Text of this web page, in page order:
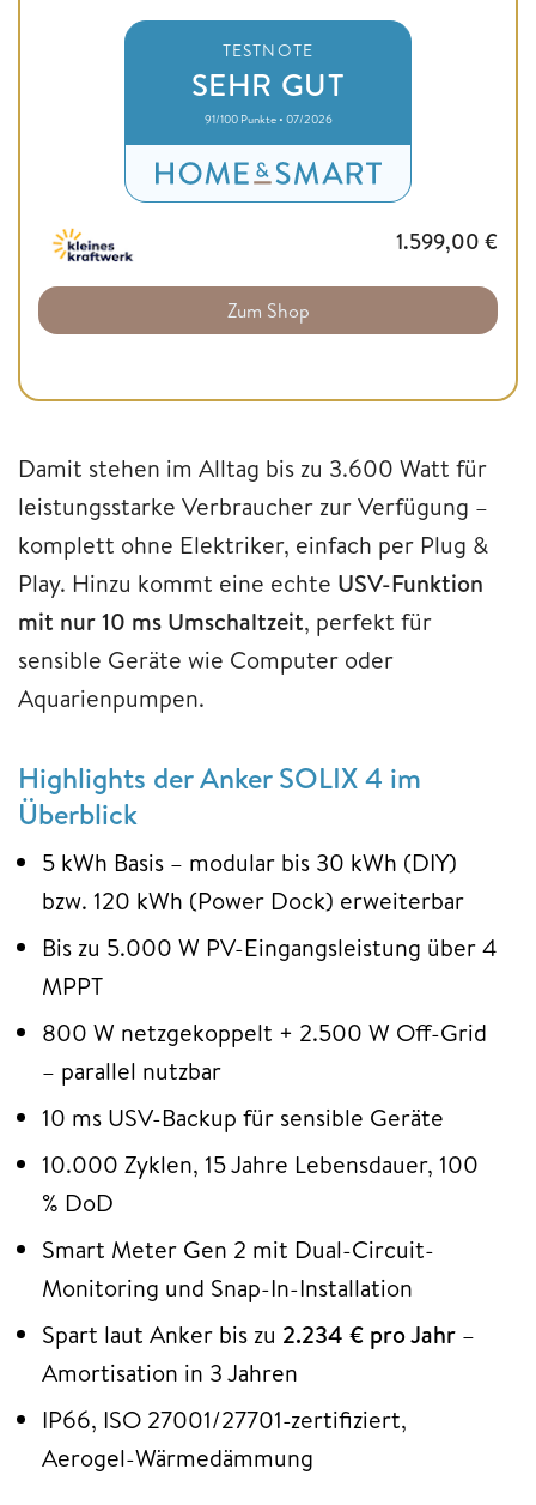
TESTNOTE
SEHR GUT
91/100 Punkte • 07/2026
1.599,00 €
Zum Shop
Damit stehen im Alltag bis zu 3.600 Watt für
leistungsstarke Verbraucher zur Verfügung –
komplett ohne Elektriker, einfach per Plug &
Play. Hinzu kommt eine echte USV-Funktion
mit nur 10 ms Umschaltzeit, perfekt für
sensible Geräte wie Computer oder
Aquarienpumpen.
Highlights der Anker SOLIX 4 im
Überblick
5 kWh Basis – modular bis 30 kWh (DIY)
bzw. 120 kWh (Power Dock) erweiterbar
Bis zu 5.000 W PV-Eingangsleistung über 4
MPPT
800 W netzgekoppelt + 2.500 W Off-Grid
– parallel nutzbar
10 ms USV-Backup für sensible Geräte
10.000 Zyklen, 15 Jahre Lebensdauer, 100
% DoD
Smart Meter Gen 2 mit Dual-Circuit-
Monitoring und Snap-In-Installation
Spart laut Anker bis zu 2.234 € pro Jahr –
Amortisation in 3 Jahren
IP66, ISO 27001/27701-zertifiziert,
Aerogel-Wärmedämmung